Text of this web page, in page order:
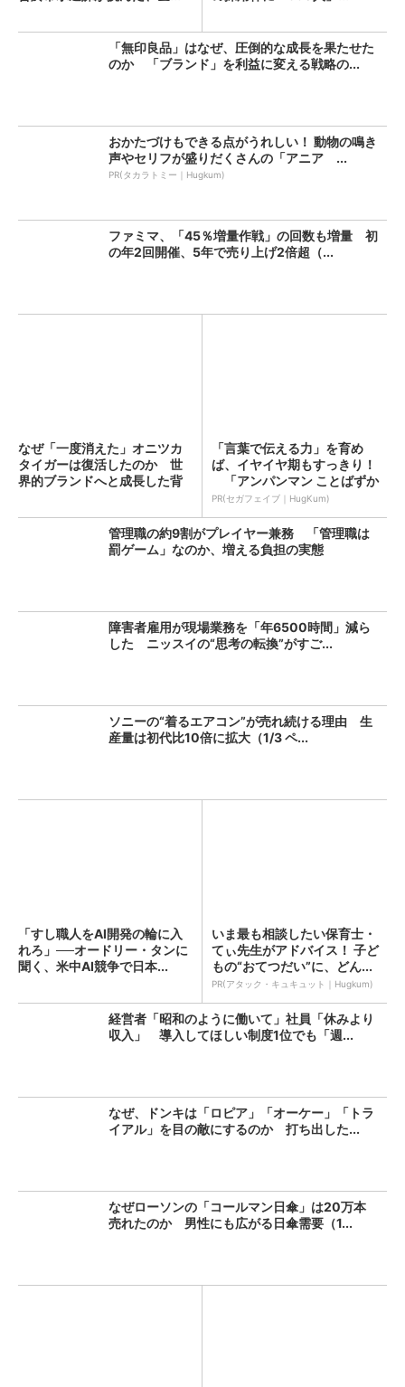
「無印良品」はなぜ、圧倒的な成長を果たせた
のか 「ブランド」を利益に変える戦略の...
おかたづけもできる点がうれしい！ 動物の鳴き
声やセリフが盛りだくさんの「アニア ...
PR(タカラトミー｜Hugkum)
ファミマ、「45％増量作戦」の回数も増量 初
の年2回開催、5年で売り上げ2倍超（...
なぜ「一度消えた」オニツカ
タイガーは復活したのか 世
界的ブランドへと成長した背
「言葉で伝える力」を育め
ば、イヤイヤ期もすっきり！
「アンパンマン ことばずか
ん...
PR(セガフェイブ｜HugKum)
管理職の約9割がプレイヤー兼務 「管理職は
罰ゲーム」なのか、増える負担の実態
障害者雇用が現場業務を「年6500時間」減ら
した ニッスイの“思考の転換”がすご...
ソニーの“着るエアコン”が売れ続ける理由 生
産量は初代比10倍に拡大（1/3 ペ...
「すし職人をAI開発の輪に入
れろ」──オードリー・タンに
聞く、米中AI競争で日本...
いま最も相談したい保育士・
てぃ先生がアドバイス！ 子ど
もの“おてつだい”に、どん...
PR(アタック・キュキュット｜Hugkum)
経営者「昭和のように働いて」社員「休みより
収入」 導入してほしい制度1位でも「週...
なぜ、ドンキは「ロピア」「オーケー」「トラ
イアル」を目の敵にするのか 打ち出した...
なぜローソンの「コールマン日傘」は20万本
売れたのか 男性にも広がる日傘需要（1...